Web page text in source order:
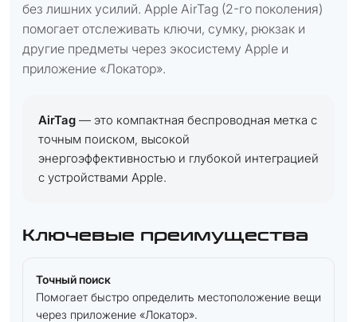
без лишних усилий. Apple AirTag (2-го поколения)
помогает отслеживать ключи, сумку, рюкзак и
другие предметы через экосистему Apple и
приложение «Локатор».
AirTag — это компактная беспроводная метка с
точным поиском, высокой
энергоэффективностью и глубокой интеграцией
с устройствами Apple.
Ключевые преимущества
Точный поиск
Помогает быстро определить местоположение вещи
через приложение «Локатор».